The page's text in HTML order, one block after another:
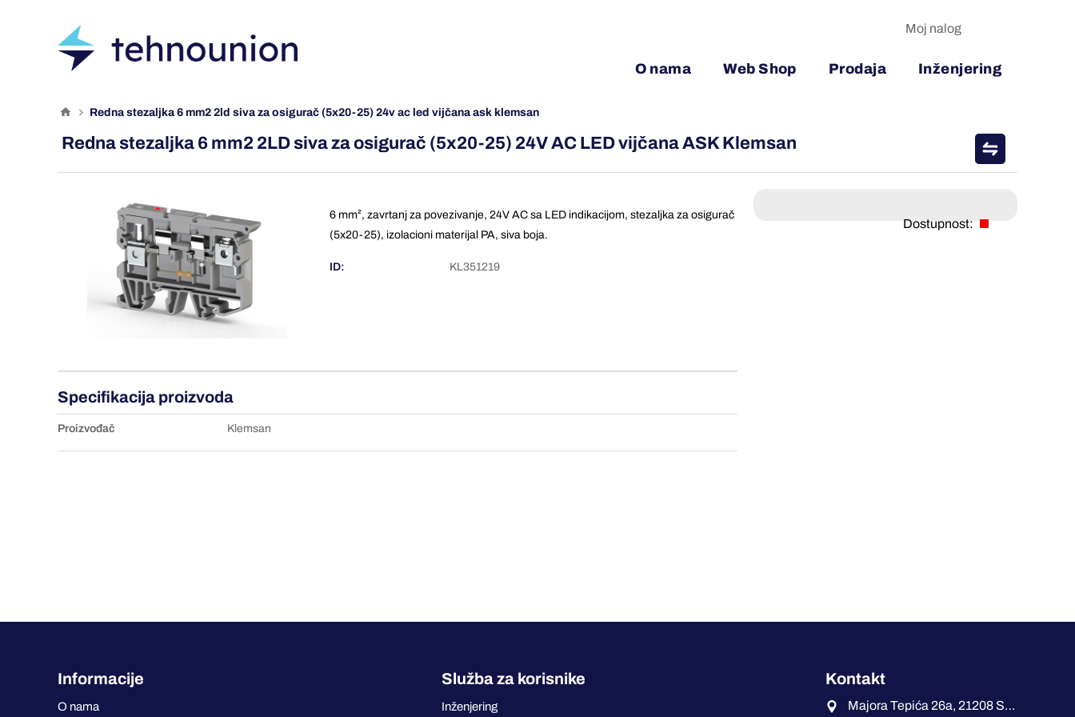
O nama Web Shop Prodaja Inženjering
Moj nalog
redna stezaljka 6 mm2 2ld siva za osigurač (5x20-25) 24v ac led vijčana ask klemsan
Redna stezaljka 6 mm2 2LD siva za osigurač (5x20-25) 24V AC LED vijčana ASK Klemsan
6 mm², zavrtanj za povezivanje, 24V AC sa LED indikacijom, stezaljka za osigurač
(5x20-25), izolacioni materijal PA, siva boja.
ID: KL351219
Dostupnost:
Specifikacija proizvoda
Proizvođač Klemsan
Informacije
O nama
Služba za korisnike
Inženjering
Kontakt
Majora Tepića 26a, 21208 Sremska Kamenica